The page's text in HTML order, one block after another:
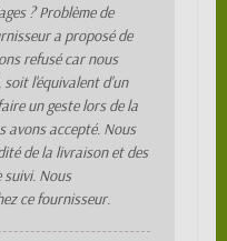
? Problème de
a proposé de
refusé car nous
l'équivalent d'un
un geste lors de la
avons accepté. Nous
de la livraison et des
suivi. Nous
ce fournisseur.